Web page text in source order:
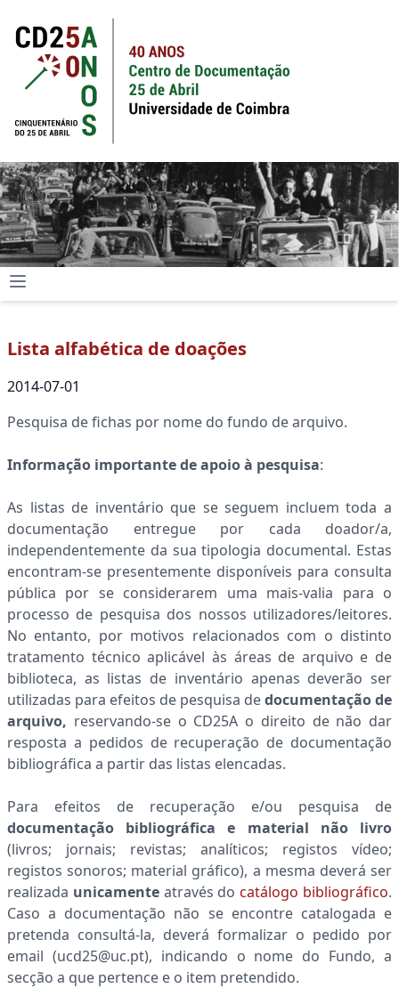
Lista alfabética de doações
2014-07-01
Pesquisa de fichas por nome do fundo de arquivo.
Informação importante de apoio à pesquisa:
As listas de inventário que se seguem incluem toda a
documentação entregue por cada doador/a,
independentemente da sua tipologia documental. Estas
encontram-se presentemente disponíveis para consulta
pública por se considerarem uma mais-valia para o
processo de pesquisa dos nossos utilizadores/leitores.
No entanto, por motivos relacionados com o distinto
tratamento técnico aplicável às áreas de arquivo e de
biblioteca, as listas de inventário apenas deverão ser
utilizadas para efeitos de pesquisa dedocumentação de
arquivo, reservando-se o CD25A o direito de não dar
resposta a pedidos de recuperação de documentação
bibliográfica a partir das listas elencadas.
Para efeitos de recuperação e/ou pesquisa de
documentação bibliográfica e material não livro
(livros; jornais; revistas; analíticos; registos vídeo;
registos sonoros; material gráfico), a mesma deverá ser
realizada unicamenteatravés docatálogo bibliográfico.
Caso a documentação não se encontre catalogada e
pretenda consultá-la, deverá formalizar o pedido por
email (ucd25@uc.pt), indicando o nome do Fundo, a
secção a que pertence e o item pretendido.